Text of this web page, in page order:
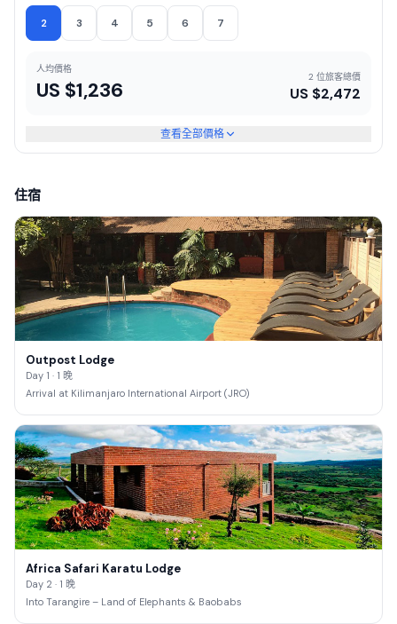
2 3 4 5 6 7
人均價格
US $1,236
2 位旅客總價
US $2,472
查看全部價格
住宿
Outpost Lodge
Day 1 · 1 晚
Arrival at Kilimanjaro International Airport (JRO)
Africa Safari Karatu Lodge
Day 2 · 1 晚
Into Tarangire – Land of Elephants & Baobabs